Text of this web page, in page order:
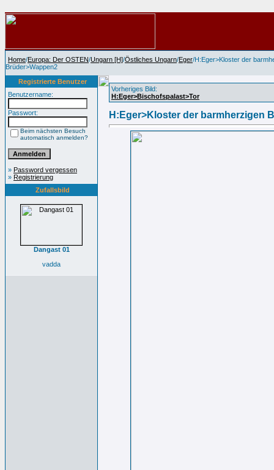
Home/Europa: Der OSTEN/Ungarn [H]/Östliches Ungarn/Eger/H:Eger>Kloster der
Brüder>Wappen2
Registrierte Benutzer
Benutzername:
Passwort:
Beim nächsten Besuch
automatisch anmelden?
» Password vergessen
» Registrierung
Zufallsbild
Dangast 01
vadda
Vorheriges Bild:
H:Eger>Bischofspalast>Tor
H:Eger>Kloster der barmherzigen